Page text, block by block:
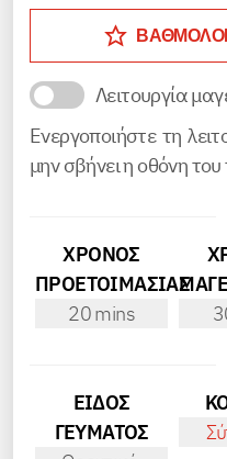
Λειτουργία
Ενεργοποιήστε τη λειτουργία μαγειρέματος για να
μην σβήνει η οθόνη
ΧΡΟΝΟΣ
ΠΡΟΕΤΟΙΜΑΣΙΑΣ
20minutes
mins
ΕΙΔΟΣ
ΓΕΥΜΑΤΟΣ